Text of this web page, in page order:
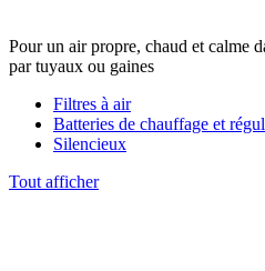
Pour un air propre, chaud et calme
par tuyaux ou gaines
Filtres à air
Batteries de chauffage et
Silencieux
Tout afficher